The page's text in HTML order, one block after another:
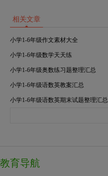
相关文章
小学1-6年级作文素材大全
小学1-6年级数学天天练
小学1-6年级奥数练习题整理汇总
小学1-6年级语数英教案汇总
小学1-6年级语数英期末试题整理汇总
教育导航